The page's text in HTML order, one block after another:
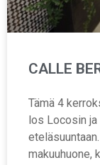
CALLE
Tämä 4
los Locosin
makuuhuone,